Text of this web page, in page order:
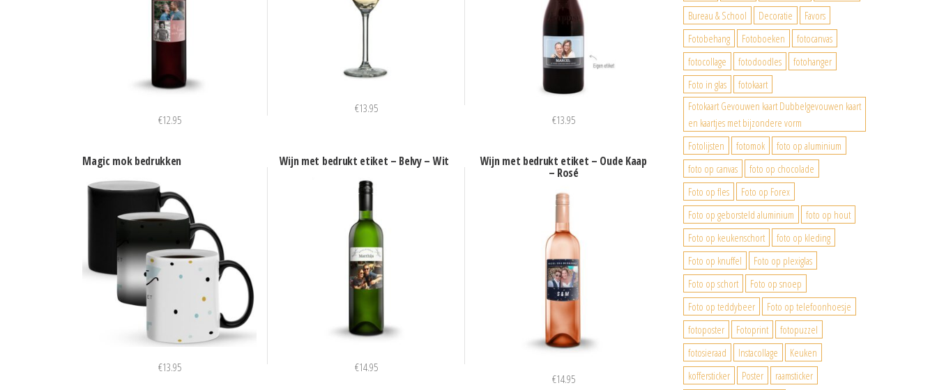
€12.95
€13.95
€13.95
Magic mok bedrukken
€13.95
Wijn met bedrukt etiket – Belvy – Wit
€14.95
Wijn met bedrukt etiket – Oude Kaap
– Rosé
€14.95
Bureau & School
Decoratie
Favors
Fotobehang
Fotoboeken
fotocanvas
fotocollage
fotodoodles
fotohanger
Foto in glas
fotokaart
Fotokaart Gevouwen kaart Dubbelgevouwen kaart
en kaartjes met bijzondere vorm
Fotolijsten
fotomok
foto op aluminium
foto op canvas
foto op chocolade
Foto op fles
Foto op Forex
Foto op geborsteld aluminium
foto op hout
Foto op keukenschort
foto op kleding
Foto op knuffel
Foto op plexiglas
Foto op schort
Foto op snoep
Foto op teddybeer
Foto op telefoonhoesje
fotoposter
Fotoprint
fotopuzzel
fotosieraad
Instacollage
Keuken
koffersticker
Poster
raamsticker